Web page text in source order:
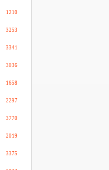
1210
3253
3341
3036
1658
2297
3770
2019
3375